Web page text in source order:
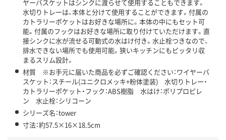
ヤーバスケットはシンクに渡らせて使用することもできます。
水切りトレーは、本体と分けて使用することができます。付属の
カトラリーポケットはお好きな場所に。本体の中にもセット可
能。付属のフックはお好きな場所に取り付けていただけます。直
接シンクに水が流せる可動式の水はけ付き。水止栓つきなので、
排水できない場所でも使用可能。狭いキッチンにもピッタリ収
まるスリム設計。
材質 ※お手元に届いた商品を必ずご確認ください：ワイヤーバ
スケット：スチール(ユニクロメッキ+粉体塗装) 水切りトレー・
カトラリーポケット・フック：ABS樹脂 水はけ：ポリプロピレ
ン 水止栓：シリコーン
シリーズ名：tower
寸法：約57.5×16×18.5cm